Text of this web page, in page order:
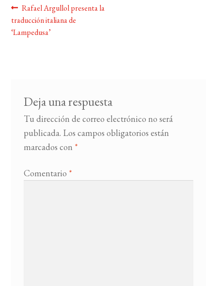
BUSCAR
Navegación
de
Anterior:
Rafael Argullol presenta la
traducción italiana de
‘Lampedusa’
Deja una respuesta
Tu dirección de correo electrónico no será
publicada. Los campos obligatorios están
marcados con *
Comentario *